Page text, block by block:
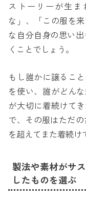
ストーリーが生
な」、「この服を
な自分自身の思い
くことでしょう。
もし誰かに譲るこ
を使い、誰がどん
が大切に着続けて
で、その服はただ
を超えてまた着続け
製法や素材がサ
したものを選ぶ